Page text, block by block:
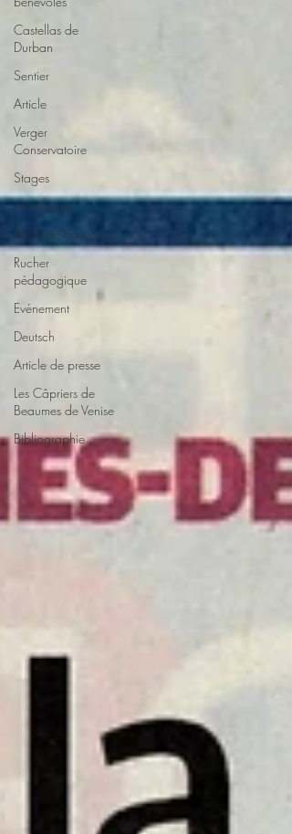
Castellas de
Durban
Sentier
Article
Verger
Conservatoire
Stages
Animations
École de Beaumes
Rucher
pédagogique
Evénement
Deutsch
Article de presse
Les Câpriers de
Beaumes de Venise
Bibliographie